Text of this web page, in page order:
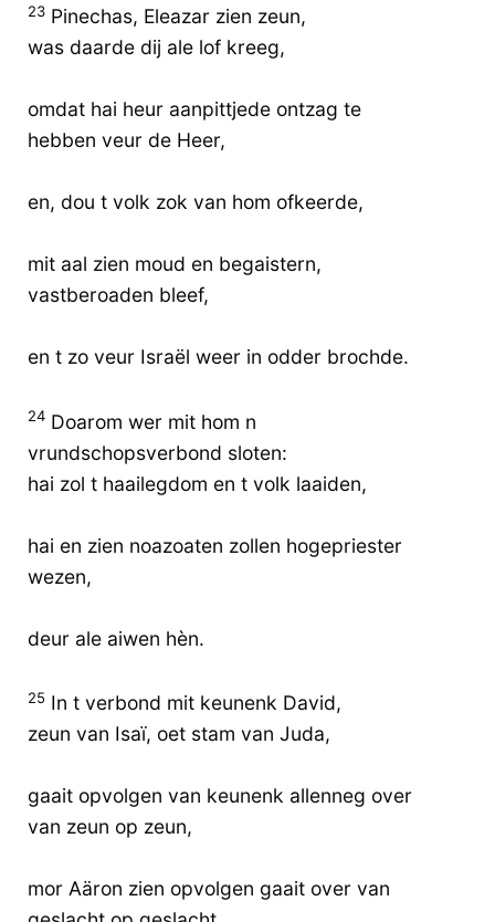
23 Pinechas, Eleazar zien zeun,
was daarde dij ale lof kreeg,
omdat hai heur aanpittjede ontzag te
hebben veur de Heer,
en, dou t volk zok van hom ofkeerde,
mit aal zien moud en begaistern,
vastberoaden bleef,
en t zo veur Israël weer in odder brochde.
24 Doarom wer mit hom n
vrundschopsverbond sloten:
hai zol t haailegdom en t volk laaiden,
hai en zien noazoaten zollen hogepriester
wezen,
deur ale aiwen hèn.
25 In t verbond mit keunenk David,
zeun van Isaï, oet stam van Juda,
gaait opvolgen van keunenk allenneg over
van zeun op zeun,
mor Aäron zien opvolgen gaait over van